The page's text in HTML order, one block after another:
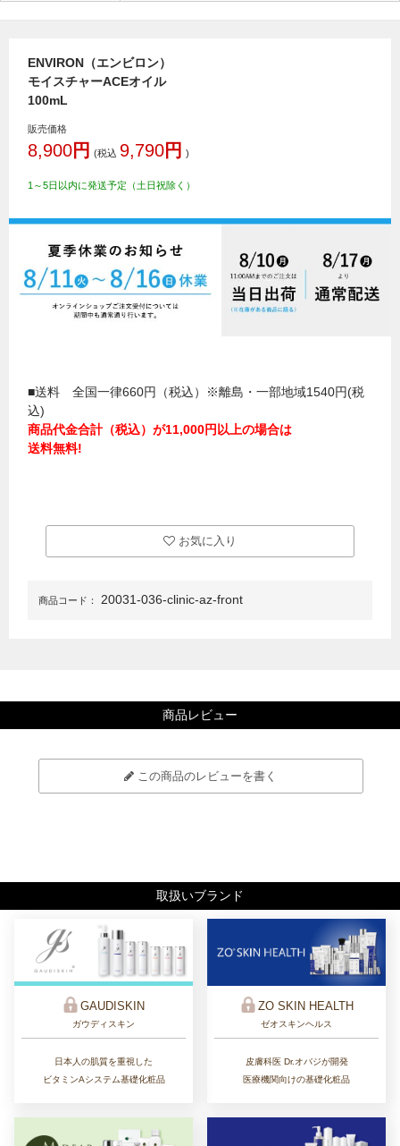
ENVIRON（エンビロン）
モイスチャーACEオイル
100mL
販売価格
8,900円 (税込 9,790円 )
1～5日以内に発送予定（土日祝除く）
■送料 全国一律660円（税込）※離島・一部地域1540円(税
込)
商品代金合計（税込）が11,000円以上の場合は
送料無料!
お気に入り
商品コード： 20031-036-clinic-az-front
商品レビュー
この商品のレビューを書く
取扱いブランド
GAUDISKIN
ガウディスキン
日本人の肌質を重視した
ビタミンAシステム基礎化粧品
ZO SKIN HEALTH
ゼオスキンヘルス
皮膚科医 Dr.オバジが開発
医療機関向けの基礎化粧品